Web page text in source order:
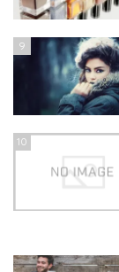
9
10